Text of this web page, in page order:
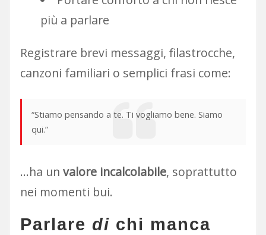
più a parlare
Registrare brevi messaggi, filastrocche,
canzoni familiari o semplici frasi come:
“Stiamo pensando a te. Ti vogliamo bene. Siamo
qui.”
…ha un valore incalcolabile, soprattutto
nei momenti bui.
Parlare di chi manca